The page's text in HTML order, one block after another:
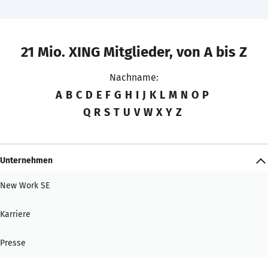
21 Mio. XING Mitglieder, von A bis Z
Nachname:
A B C D E F G H I J K L M N O P
Q R S T U V W X Y Z
Unternehmen
New Work SE
Karriere
Presse